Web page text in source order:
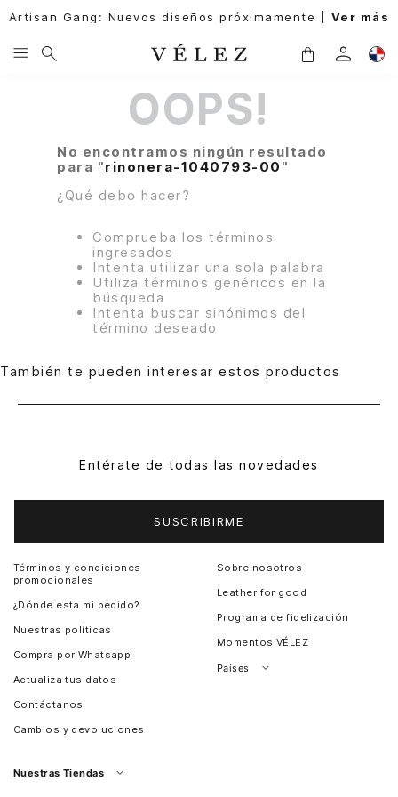
Artisan Gang: Nuevos diseños próximamente | Ver más
OOPS!
No encontramos ningún resultado
para "rinonera-1040793-00 "
¿Qué debo hacer?
Comprueba los términos
ingresados
Intenta utilizar una sola palabra
Utiliza términos genéricos en la
búsqueda
Intenta buscar sinónimos del
término deseado
También te pueden interesar estos productos
Entérate de todas las novedades
SUSCRIBIRME
Términos y condiciones
promocionales
¿Dónde esta mi pedido?
Nuestras políticas
Compra por Whatsapp
Actualiza tus datos
Contáctanos
Cambios y devoluciones
Sobre nosotros
Leather for good
Programa de fidelización
Momentos VÉLEZ
Países
Nuestras Tiendas